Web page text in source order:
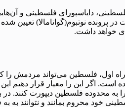
دایاسپورای فلسطینی‌ و آن‌هایی
پرونده نوتبوم(گواتامالا) تعیین
خواهد داشت.
فلسطین می‌تواند مردمش را
اگر این را معیار قرار دهیم
به محدوده فلسطین دیپورت کنند. در
خود محروم بمانند و نتوانند به